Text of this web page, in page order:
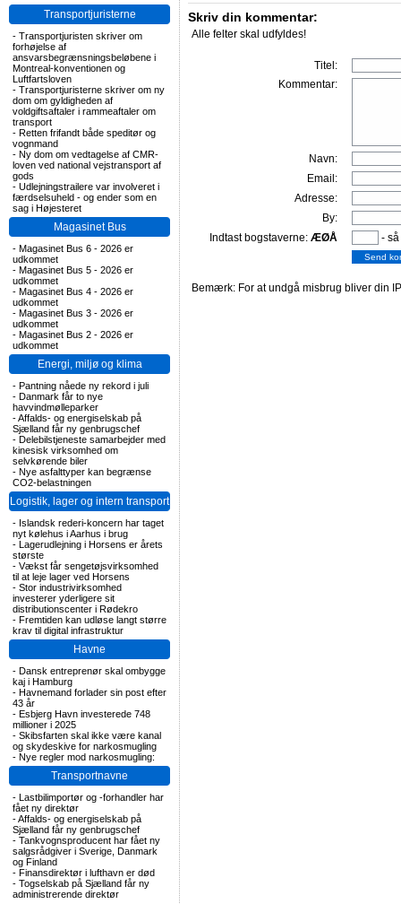
Transportjuristerne
- Transportjuristen skriver om
forhøjelse af
ansvarsbegrænsningsbeløbene i
Montreal-konventionen og
Luftfartsloven
- Transportjuristerne skriver om ny
dom om gyldigheden af
voldgiftsaftaler i rammeaftaler om
transport
- Retten frifandt både speditør og
vognmand
- Ny dom om vedtagelse af CMR-
loven ved national vejstransport af
gods
- Udlejningstrailere var involveret i
færdselsuheld - og ender som en
sag i Højesteret
Magasinet Bus
- Magasinet Bus 6 - 2026 er
udkommet
- Magasinet Bus 5 - 2026 er
udkommet
- Magasinet Bus 4 - 2026 er
udkommet
- Magasinet Bus 3 - 2026 er
udkommet
- Magasinet Bus 2 - 2026 er
udkommet
Energi, miljø og klima
- Pantning nåede ny rekord i juli
- Danmark får to nye
havvindmølleparker
-Affalds- og energiselskab på
Sjælland får ny genbrugschef
- Delebilstjeneste samarbejder med
kinesisk virksomhed om
selvkørende biler
- Nye asfalttyper kan begrænse
CO2-belastningen
Logistik, lager og intern transport
- Islandsk rederi-koncern har taget
nyt kølehus i Aarhus i brug
- Lagerudlejning i Horsens er årets
største
- Vækst får sengetøjsvirksomhed
til at leje lager ved Horsens
- Stor industrivirksomhed
investerer yderligere sit
distributionscenter i Rødekro
- Fremtiden kan udløse langt større
krav til digital infrastruktur
Havne
- Dansk entreprenør skal ombygge
kaj i Hamburg
- Havnemand forlader sin post efter
43 år
- Esbjerg Havn investerede 748
millioner i 2025
- Skibsfarten skal ikke være kanal
og skydeskive for narkosmugling
- Nye regler mod narkosmugling:
Transportnavne
- Lastbilimportør og -forhandler har
fået ny direktør
-Affalds- og energiselskab på
Sjælland får ny genbrugschef
- Tankvognsproducent har fået ny
salgsrådgiver i Sverige, Danmark
og Finland
- Finansdirektør i lufthavn er død
- Togselskab på Sjælland får ny
administrerende direktør
Skriv din kommentar:
Alle felter skal udfyldes!
Titel:
Kommentar:
Navn:
Email:
Adresse:
By:
Indtast bogstaverne: ÆØÅ -
Bemærk: For at undgå misbrug bliver din